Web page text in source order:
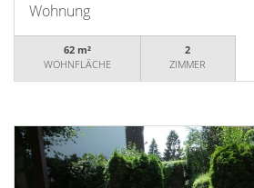
Wohnung
62 m²
WOHNFLÄCHE
2
ZIMMER